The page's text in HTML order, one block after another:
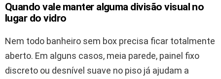
Quando vale manter alguma divisão visual no
lugar do vidro
Nem todo banheiro sem box precisa ficar totalmente
aberto. Em alguns casos, meia parede, painel fixo
discreto ou desnível suave no piso já ajudam a